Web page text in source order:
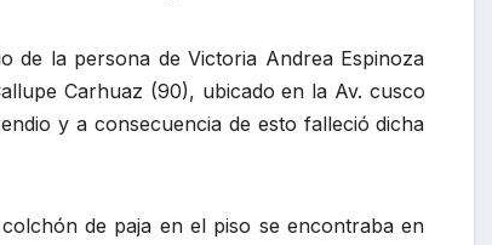
de la persona de Victoria Andrea Espinoza
Carhuaz (90), ubicado en la Av. cusco
y a consecuencia de esto falleció dicha
de paja en el piso se encontraba en